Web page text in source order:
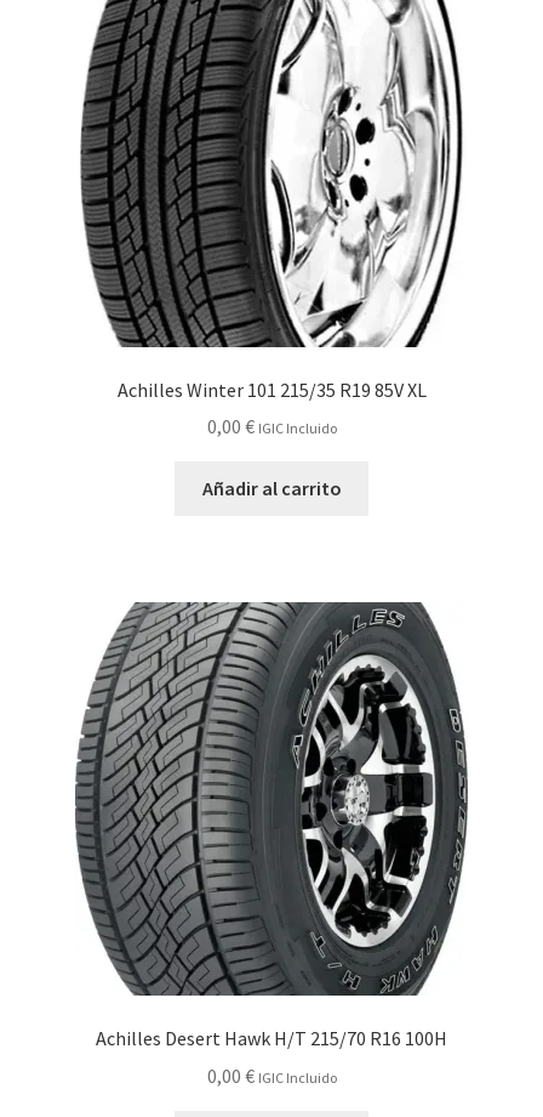
Achilles Winter 101 215/35 R19 85V XL
0,00 € IGIC Incluido
Añadir al carrito
Achilles Desert Hawk H/T 215/70 R16 100H
0,00 € IGIC Incluido